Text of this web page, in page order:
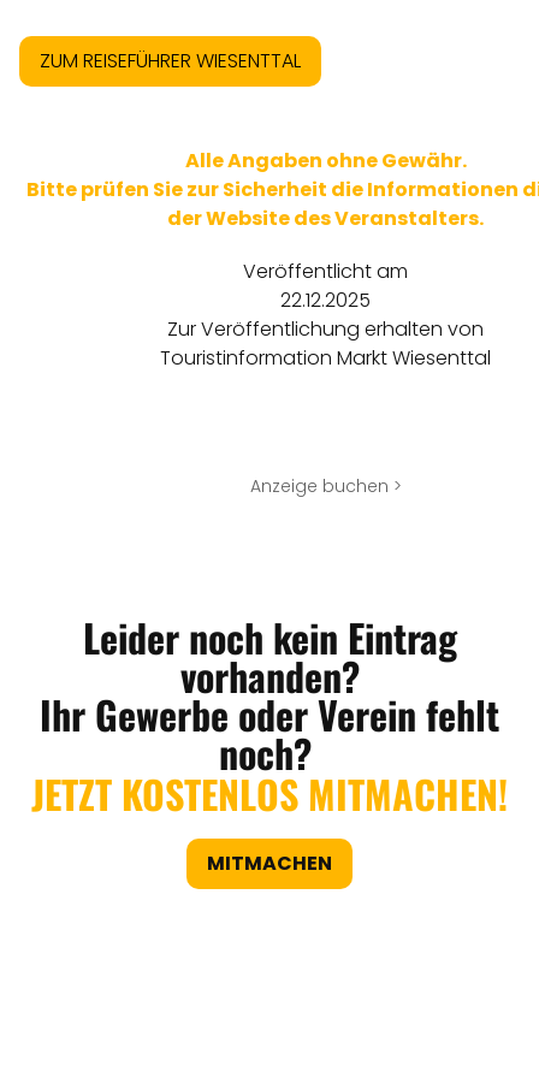
ZUM REISEFÜHRER WIESENTTAL
Alle Angaben ohne Gewähr.
Bitte prüfen Sie zur Sicherheit die Informationen
der Website des Veranstalters.
Veröffentlicht am
22.12.2025
Zur Veröffentlichung erhalten von
Touristinformation Markt Wiesenttal
Anzeige buchen >
Leider noch kein Eintrag
vorhanden?
Ihr Gewerbe oder Verein fehlt
noch?
JETZT KOSTENLOS MITMACHEN!
MITMACHEN